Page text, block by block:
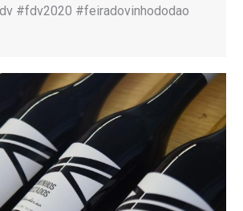
#fdv2020 #feiradovinhododao